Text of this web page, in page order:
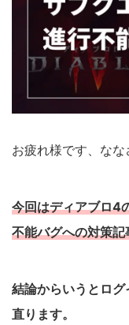
お疲れ様です、なな
今回はディアブロ4
不能バグへの対策記
結論からいうとロ
直ります。